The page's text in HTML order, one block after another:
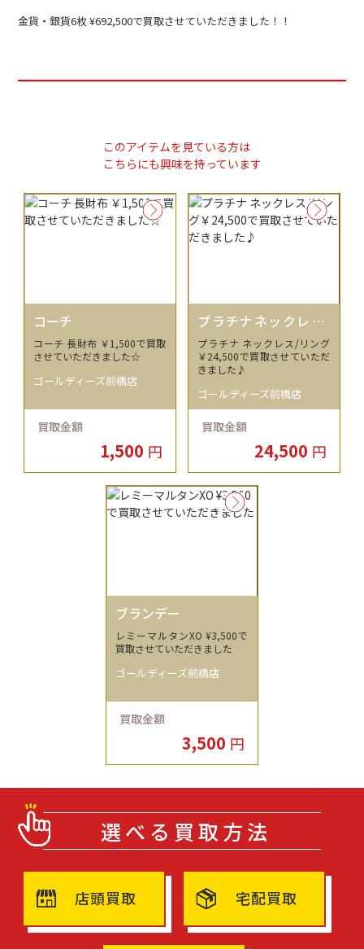
金貨・銀貨6枚 ¥692,500で買取させていただきました！！
このアイテムを見ている方は
こちらにも興味を持っています
コーチ
コーチ 長財布 ￥1,500で買取
させていただきました☆
ゴールディーズ前橋店
買取金額
1,500 円
プラチナネックレス/
リング
プラチナ ネックレス/リング
￥24,500で買取させていただ
きました♪
ゴールディーズ前橋店
買取金額
24,500 円
ブランデー
レミーマルタンXO ¥3,500で
買取させていただきました
ゴールディーズ前橋店
買取金額
3,500 円
選べる買取方法
店頭買取 宅配買取